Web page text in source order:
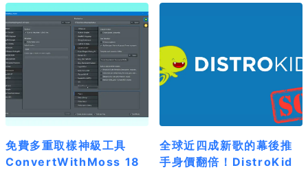
免費多重取樣神級工具
ConvertWithMoss 18
全球近四成新歌的幕後推
手身價翻倍！DistroKid